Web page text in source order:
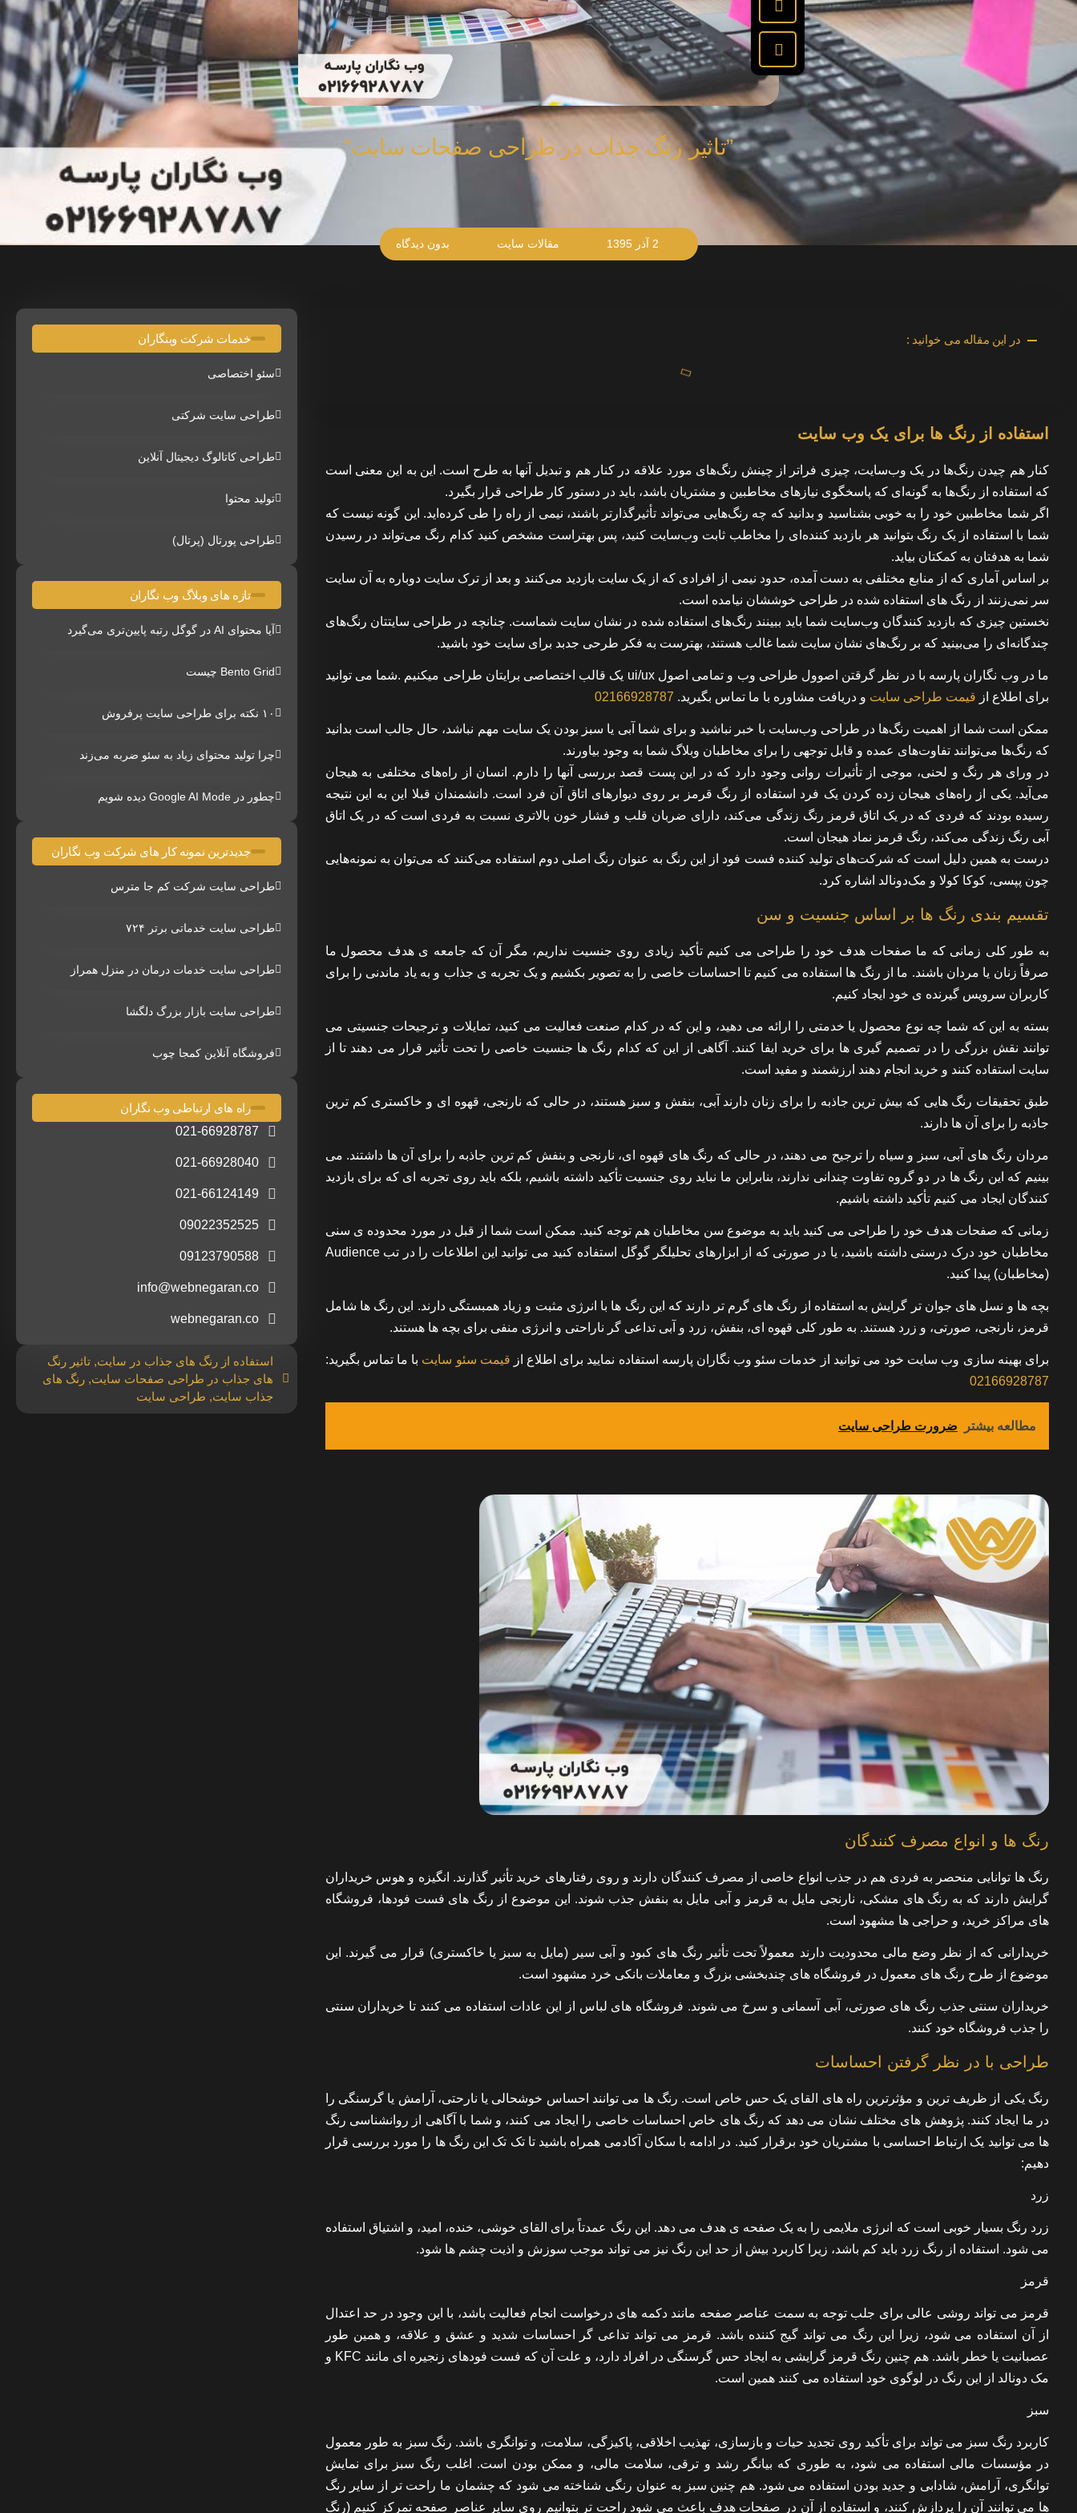
”تاثیر رنگ جذاب در طراحی صفحات سایت“
2 آذر 1395 مقالات سایت بدون دیدگاه
در این مقاله می خوانید :
استفاده از رنگ ها برای یک وب سایت
کنار هم چیدن رنگ‌ها در یک وب‌سایت، چیزی فراتر از چینش رنگ‌های مورد علاقه در کنار هم و تبدیل آنها به طرح است. این به این معنی است
که استفاده از رنگ‌ها به گونه‌ای که پاسخگوی نیازهای مخاطبین و مشتریان باشد، باید در دستور کار طراحی قرار بگیرد.
اگر شما مخاطبین خود را به خوبی بشناسید و بدانید که چه رنگ‌هایی می‌تواند تأثیرگذارتر باشند، نیمی از راه را طی کرده‌اید. این گونه نیست که
شما با استفاده از یک رنگ بتوانید هر بازدید کننده‌ای را مخاطب ثابت وب‌سایت کنید، پس بهتراست مشخص کنید کدام رنگ می‌تواند در رسیدن
شما به هدفتان به کمکتان بیاید.
بر اساس آماری که از منابع مختلفی به دست آمده، حدود نیمی از افرادی که از یک سایت بازدید می‌کنند و بعد از ترک سایت دوباره به آن سایت
سر نمی‌زنند از رنگ های استفاده شده در طراحی خوششان نیامده است.
نخستین چیزی که بازدید کنندگان وب‌سایت شما باید ببینند رنگ‌های استفاده شده در نشان سایت شماست. چنانچه در طراحی سایتتان رنگ‌های
چندگانه‌ای را می‌بینید که بر رنگ‌های نشان سایت شما غالب هستند، بهترست به فکر طرحی جدبد برای سایت خود باشید.
ما در وب نگاران پارسه با در نظر گرقتن اصوول طراحی وب و تمامی اصول ui/ux یک قالب اختصاصی برایتان طراحی میکنیم .شما می توانید
برای اطلاع از قیمت طراحی سایت و دریافت مشاوره با ما تماس بگیرید. 02166928787
ممکن است شما از اهمیت رنگ‌ها در طراحی وب‌سایت با خبر نباشید و برای شما آبی یا سبز بودن یک سایت مهم نباشد، حال جالب است بدانید
که رنگ‌ها می‌توانند تفاوت‌های عمده و قابل توجهی را برای مخاطبان وبلاگ شما به وجود بیاورند.
در ورای هر رنگ و لحنی، موجی از تأثیرات روانی وجود دارد که در این پست قصد بررسی آنها را دارم. انسان از راه‌های مختلفی به هیجان
می‌آید. یکی از راه‌های هیجان زده کردن یک فرد استفاده از رنگ قرمز بر روی دیوارهای اتاق آن فرد است. دانشمندان قبلا این به این نتیجه
رسیده بودند که فردی که در یک اتاق قرمز رنگ زندگی می‌کند، دارای ضربان قلب و فشار خون بالاتری نسبت به فردی است که در یک اتاق
آبی رنگ زندگی می‌کند، رنگ قرمز نماد هیجان است.
درست به همین دلیل است که شرکت‌های تولید کننده فست فود از این رنگ به عنوان رنگ اصلی دوم استفاده می‌کنند که می‌توان به نمونه‌هایی
چون پپسی، کوکا کولا و مک‌دونالد اشاره کرد.
تقسیم بندی رنگ ها بر اساس جنسیت و سن
به طور کلی زمانی که ما صفحات هدف خود را طراحی می کنیم تأکید زیادی روی جنسیت نداریم، مگر آن که جامعه ی هدف محصول ما
صرفاً زنان یا مردان باشند. ما از رنگ ها استفاده می کنیم تا احساسات خاصی را به تصویر بکشیم و یک تجربه ی جذاب و به یاد ماندنی را برای
کاربران سرویس گیرنده ی خود ایجاد کنیم.
بسته به این که شما چه نوع محصول یا خدمتی را ارائه می دهید، و این که در کدام صنعت فعالیت می کنید، تمایلات و ترجیحات جنسیتی می
توانند نقش بزرگی را در تصمیم گیری ها برای خرید ایفا کنند. آگاهی از این که کدام رنگ ها جنسیت خاصی را تحت تأثیر قرار می دهند تا از
سایت استفاده کنند و خرید انجام دهند ارزشمند و مفید است.
طبق تحقیقات رنگ هایی که بیش ترین جاذبه را برای زنان دارند آبی، بنفش و سبز هستند، در حالی که نارنجی، قهوه ای و خاکستری کم ترین
جاذبه را برای آن ها دارند.
مردان رنگ های آبی، سبز و سیاه را ترجیح می دهند، در حالی که رنگ های قهوه ای، نارنجی و بنفش کم ترین جاذبه را برای آن ها داشتند. می
بینیم که این رنگ ها در دو گروه تفاوت چندانی ندارند، بنابراین ما نباید روی جنسیت تأکید داشته باشیم، بلکه باید روی تجربه ای که برای بازدید
کنندگان ایجاد می کنیم تأکید داشته باشیم.
زمانی که صفحات هدف خود را طراحی می کنید باید به موضوع سن مخاطبان هم توجه کنید. ممکن است شما از قبل در مورد محدوده ی سنی
مخاطبان خود درک درستی داشته باشید، یا در صورتی که از ابزارهای تحلیلگر گوگل استفاده کنید می توانید این اطلاعات را در تب Audience
(مخاطبان) پیدا کنید.
بچه ها و نسل های جوان تر گرایش به استفاده از رنگ های گرم تر دارند که این رنگ ها با انرژی مثبت و زیاد همبستگی دارند. این رنگ ها شامل
قرمز، نارنجی، صورتی، و زرد هستند. به طور کلی قهوه ای، بنفش، زرد و آبی تداعی گر ناراحتی و انرژی منفی برای بچه ها هستند.
برای بهینه سازی وب سایت خود می توانید از خدمات سئو وب نگاران پارسه استفاده نمایید برای اطلاع از قیمت سئو سایت با ما تماس بگیرید:
02166928787
مطالعه بیشتر ضرورت طراحی سایت
رنگ ها و انواع مصرف کنندگان
رنگ ها توانایی منحصر به فردی هم در جذب انواع خاصی از مصرف کنندگان دارند و روی رفتارهای خرید تأثیر گذارند. انگیزه و هوس خریداران
گرایش دارند که به رنگ های مشکی، نارنجی مایل به قرمز و آبی مایل به بنفش جذب شوند. این موضوع از رنگ های فست فودها، فروشگاه
های مراکز خرید، و حراجی ها مشهود است.
خریدارانی که از نظر وضع مالی محدودیت دارند معمولاً تحت تأثیر رنگ های کبود و آبی سیر (مایل به سبز یا خاکستری) قرار می گیرند. این
موضوع از طرح رنگ های معمول در فروشگاه های چندبخشی بزرگ و معاملات بانکی خرد مشهود است.
خریداران سنتی جذب رنگ های صورتی، آبی آسمانی و سرخ می شوند. فروشگاه های لباس از این عادات استفاده می کنند تا خریداران سنتی
را جذب فروشگاه خود کنند.
طراحی با در نظر گرفتن احساسات
رنگ یکی از ظریف ترین و مؤثرترین راه های القای یک حس خاص است. رنگ ها می توانند احساس خوشحالی یا نارحتی، آرامش یا گرسنگی را
در ما ایجاد کنند. پژوهش های مختلف نشان می دهد که رنگ های خاص احساسات خاصی را ایجاد می کنند، و شما با آگاهی از روانشناسی رنگ
ها می توانید یک ارتباط احساسی با مشتریان خود برقرار کنید. در ادامه با سکان آکادمی همراه باشید تا تک تک این رنگ ها را مورد بررسی قرار
دهیم:
زرد
زرد رنگ بسیار خوبی است که انرژی ملایمی را به یک صفحه ی هدف می دهد. این رنگ عمدتاً برای القای خوشی، خنده، امید، و اشتیاق استفاده
می شود. استفاده از رنگ زرد باید کم باشد، زیرا کاربرد بیش از حد این رنگ نیز می تواند موجب سوزش و اذیت چشم ها شود.
قرمز
قرمز می تواند روشی عالی برای جلب توجه به سمت عناصر صفحه مانند دکمه های درخواست انجام فعالیت باشد، با این وجود در حد اعتدال
از آن استفاده می شود، زیرا این رنگ می تواند گیج کننده باشد. قرمز می تواند تداعی گر احساسات شدید و عشق و علاقه، و همین طور
عصبانیت یا خطر باشد. هم چنین رنگ قرمز گرایشی به ایجاد حس گرسنگی در افراد دارد، و علت آن که فست فودهای زنجیره ای مانند KFC و
مک دونالد از این رنگ در لوگوی خود استفاده می کنند همین است.
سبز
کاربرد رنگ سبز می تواند برای تأکید روی تجدید حیات و بازسازی، تهذیب اخلاقی، پاکیزگی، سلامت، و توانگری باشد. رنگ سبز به طور معمول
در مؤسسات مالی استفاده می شود، به طوری که بیانگر رشد و ترقی، سلامت مالی، و ممکن بودن است. اغلب رنگ سبز برای نمایش
توانگری، آرامش، شادابی و جدید بودن استفاده می شود. هم چنین سبز به عنوان رنگی شناخته می شود که چشمان ما راحت تر از سایر رنگ
ها می توانند آن را پردازش کنند، و استفاده از آن در صفحات هدف باعث می شود راحت تر بتوانیم روی سایر عناصر صفحه تمرکز کنیم (رنگ
خدمات شرکت وبنگاران
سئو اختصاصی
طراحی سایت شرکتی
طراحی کاتالوگ دیجیتال آنلاین
تولید محتوا
طراحی پورتال (پرتال)
تازه های وبلاگ وب نگاران
آیا محتوای AI در گوگل رتبه پایین‌تری می‌گیرد
Bento Grid چیست
۱۰ نکته برای طراحی سایت پرفروش
چرا تولید محتوای زیاد به سئو ضربه می‌زند
چطور در Google AI Mode دیده شویم
جدیدترین نمونه کار های شرکت وب نگاران
طراحی سایت شرکت کم جا مترس
طراحی سایت خدماتی برتر ۷۲۴
طراحی سایت خدمات درمان در منزل همراز
طراحی سایت بازار بزرگ دلگشا
فروشگاه آنلاین کمجا چوب
راه های ارتباطی وب نگاران
021-66928787
021-66928040
021-66124149
09022352525
09123790588
info@webnegaran.co
webnegaran.co
استفاده از رنگ های جذاب در سایت,تاثیر رنگ
های جذاب در طراحی صفحات سایت,رنگ های
جذاب سایت, طراحی سایت